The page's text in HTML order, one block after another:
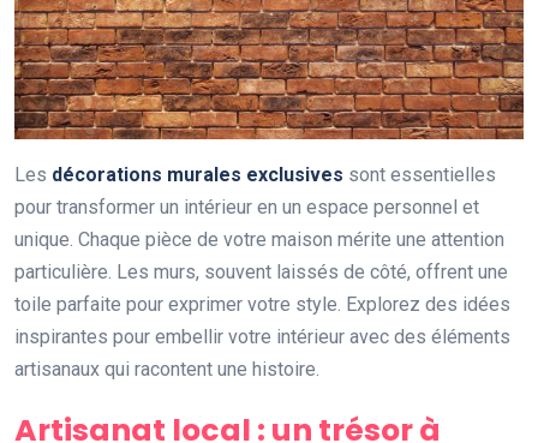
Les décorations murales exclusives sont essentielles
pour transformer un intérieur en un espace personnel et
unique. Chaque pièce de votre maison mérite une attention
particulière. Les murs, souvent laissés de côté, offrent une
toile parfaite pour exprimer votre style. Explorez des idées
inspirantes pour embellir votre intérieur avec des éléments
artisanaux qui racontent une histoire.
Artisanat local : un trésor à